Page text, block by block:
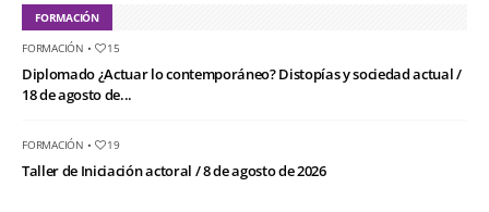
FORMACIÓN
FORMACIÓN • 15
Diplomado ¿Actuar lo contemporáneo? Distopías y sociedad actual /
18 de agosto de...
FORMACIÓN • 19
Taller de Iniciación actoral / 8 de agosto de 2026